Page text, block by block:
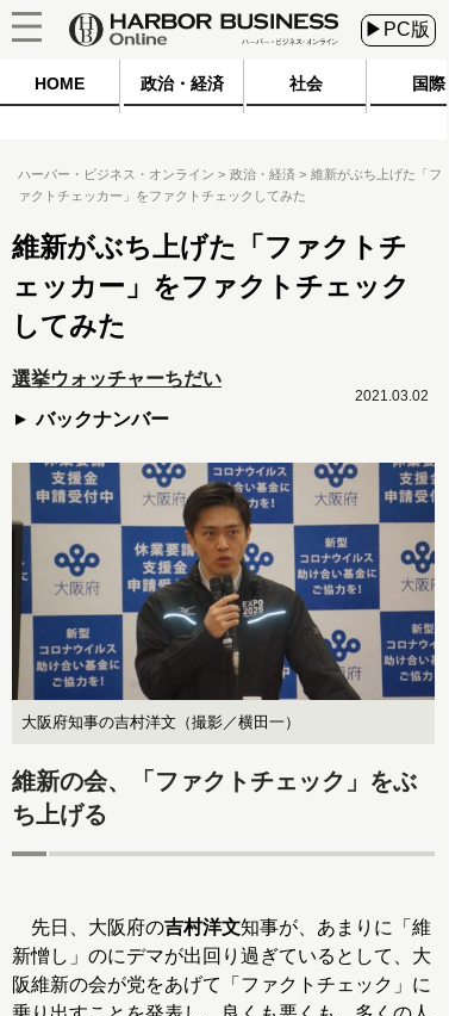
▶PC版
HOME 政治・経済 社会 国際
ハーバー・ビジネス・オンライン 政治・経済
維新がぶち上げた「フ
ァクトチェッカー」をファクトチェックしてみた
維新がぶち上げた「ファクトチ
ェッカー」をファクトチェック
してみた
選挙ウォッチャーちだい
バックナンバー
2021.03.02
大阪府知事の吉村洋文（撮影／横田一）
維新の会、「ファクトチェック」をぶ
ち上げる
先日、大阪府の吉村洋文知事が、あまりに「維
新憎し」のにデマが出回り過ぎているとして、大
阪維新の会が党をあげて「ファクトチェック」に